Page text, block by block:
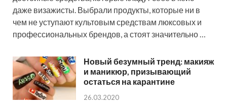
даже визажисты. Выбрали продукты, которые ни в
чем не уступают культовым средствам люксовых и
профессиональных брендов, а стоят значительно …
Новый безумный тренд: макияж
и маникюр, призывающий
остаться на карантине
26.03.2020